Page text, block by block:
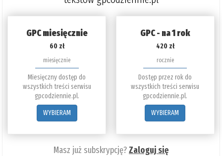
GPC miesięcznie
60 zł
miesięcznie
Miesięczny dostęp do
wszystkich treści serwisu
gpcodziennie.pl.
WYBIERAM
GPC - na 1 rok
420 zł
rocznie
Dostęp przez rok do
wszystkich treści serwisu
gpcodziennie.pl.
WYBIERAM
Masz już subskrypcję?Zaloguj się